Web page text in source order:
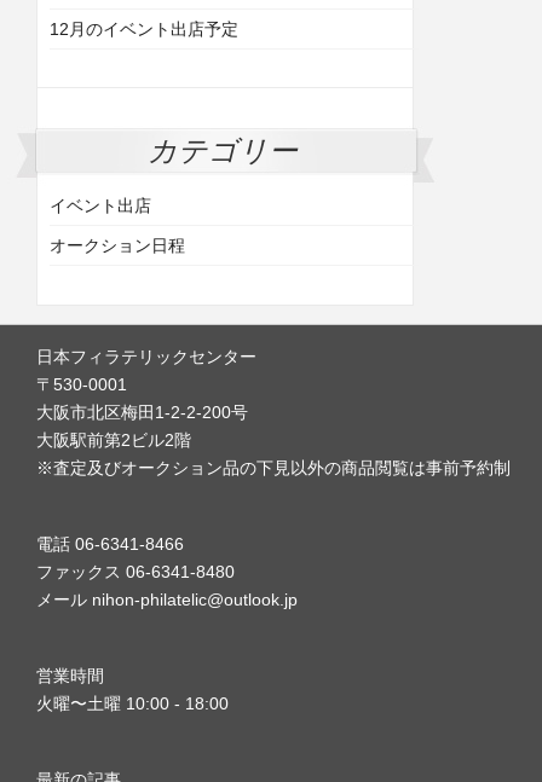
12月のイベント出店予定
カテゴリー
イベント出店
オークション日程
日本フィラテリックセンター
〒530-0001
大阪市北区梅田1-2-2-200号
大阪駅前第2ビル2階
※査定及びオークション品の下見以外の商品閲覧は事前予約制
電話 06-6341-8466
ファックス 06-6341-8480
メール nihon-philatelic@outlook.jp
営業時間
火曜〜土曜 10:00 - 18:00